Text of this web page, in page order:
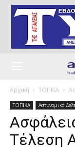
Αρχική ΤΟΠΙΚΑ
ΤΟΠΙΚΑ Αστυνομικό
Τέλεση